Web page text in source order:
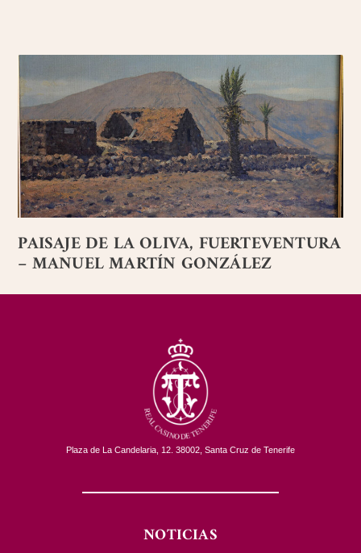
PAISAJE DE LA OLIVA, FUERTEVENTURA
– MANUEL MARTÍN GONZÁLEZ
Plaza de La Candelaria, 12. 38002, Santa Cruz de Tenerife
NOTICIAS